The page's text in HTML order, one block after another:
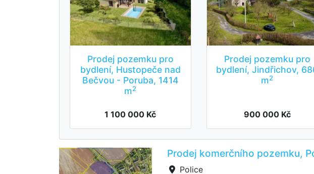
Prodej pozemku pro
bydlení, Hustopeče nad
Bečvou - Poruba, 1414
m2
1 100 000 Kč
Prodej pozemku pro
bydlení, Jindřichov,
m2
900 000 Kč
Prodej komerčního pozemku,
Police